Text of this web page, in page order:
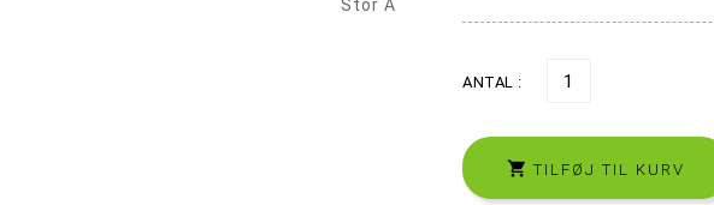
ANTAL :
 TILFØJ TIL KURV